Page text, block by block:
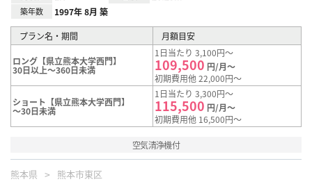
築年数 1997年 8月 築
プラン名・期間 月額目安
ロング【県立熊本大学西門】
30日以上～360日未満
1日当たり 3,100円～
109,500 円/月～
初期費用他 22,000円～
ショート【県立熊本大学西門】
～30日未満
1日当たり 3,300円～
115,500 円/月～
初期費用他 16,500円～
空気清浄機付
熊本県 熊本市東区